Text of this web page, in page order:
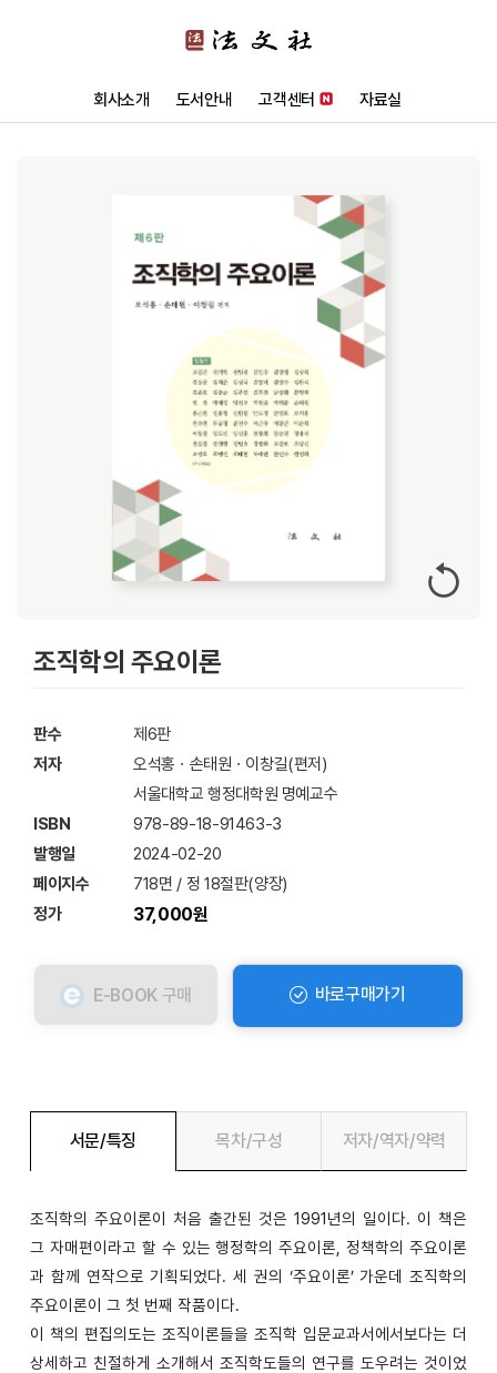
회사소개 도서안내 고객센터 자료실
조직학의 주요이론
판수
제6판
저자
오석홍ㆍ손태원ㆍ이창길(편저)
서울대학교 행정대학원 명예교수
ISBN
978-89-18-91463-3
발행일
2024-02-20
페이지수
718면 / 정 18절판(양장)
정가
37,000원
E-BOOK 구매 바로구매가기
서문/특징 목차/구성 저자/역자/약력
조직학의 주요이론이 처음 출간된 것은 1991년의 일이다. 이 책은
그 자매편이라고 할 수 있는 행정학의 주요이론, 정책학의 주요이론
과 함께 연작으로 기획되었다. 세 권의 ‘주요이론’ 가운데 조직학의
주요이론이 그 첫 번째 작품이다.
이 책의 편집의도는 조직이론들을 조직학 입문교과서에서보다는 더
상세하고 친절하게 소개해서 조직학도들의 연구를 도우려는 것이었